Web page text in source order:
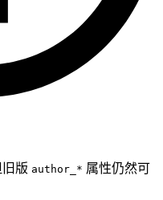
版 author_* 属性仍然可